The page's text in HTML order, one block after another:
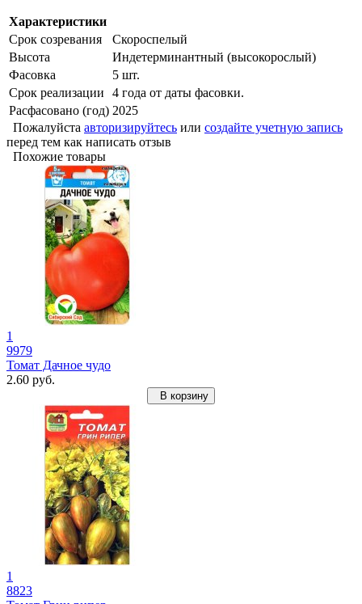
Характеристики
Срок созревания
Скороспелый
Высота
Индетерминантный (высокорослый)
Фасовка
5 шт.
Срок реализации
4 года от даты фасовки.
Расфасовано (год) 2025
Пожалуйста авторизируйтесь или создайте учетную запись
перед тем как написать отзыв
Похожие товары
1
9979
Томат Дачное чудо
2.60 руб.
В корзину
1
8823